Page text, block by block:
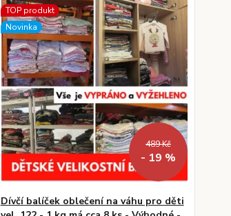
TOP produkt
Novinka
489 Kč
- 19 %
Dívčí balíček oblečení na váhu pro děti